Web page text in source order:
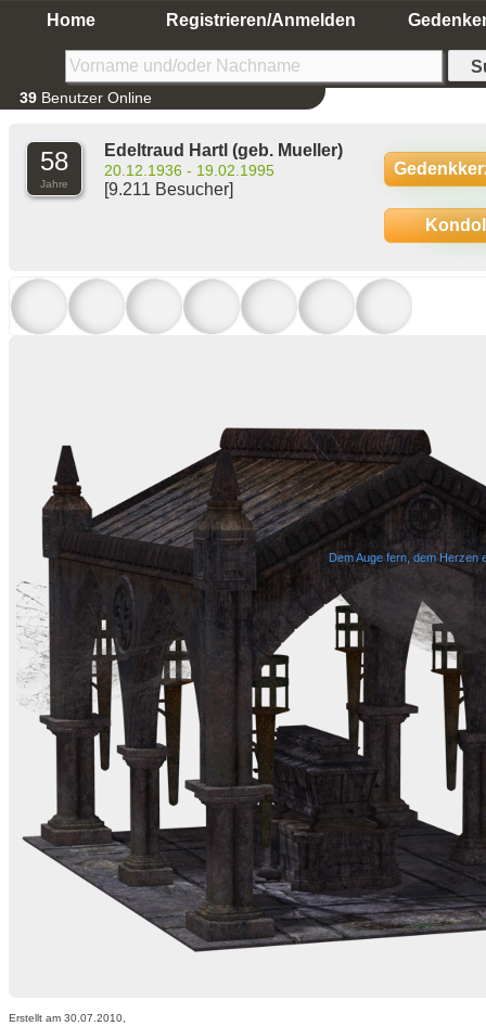
Home Registrieren/Anmelden
39 Benutzer Online
58
Jahre
Edeltraud Hartl (geb. Mueller)
20.12.1936 - 19.02.1995
[9.211 Besucher]
Dem Auge fern, dem Herzen
Erstellt am 30.07.2010,